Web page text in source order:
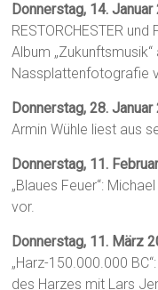
Donnerstag, 14.
RESTORCHESTER
Album
Nassplattenfotografie
Donnerstag, 28.
Armin Wühle liest aus
Donnerstag, 11.
„Blaues Feuer“:
vor.
Donnerstag, 11. März
„Harz-150.000.000
des Harzes mit Lars